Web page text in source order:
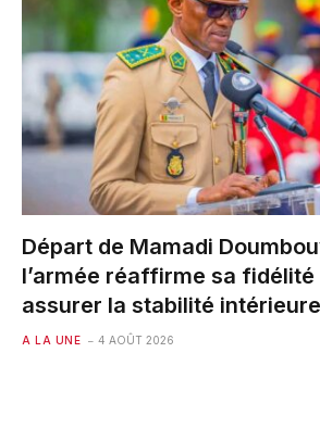
Départ de Mamadi
l’armée réaffirme sa fidélité
assurer la stabilité intérieure
A LA UNE 4 AOÛT 2026